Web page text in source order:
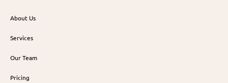
About Us
Services
Our Team
Pricing